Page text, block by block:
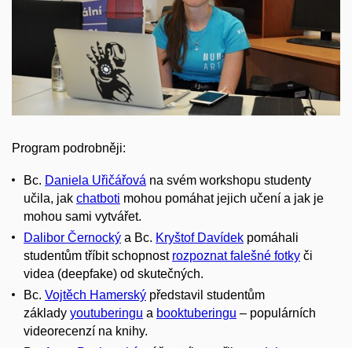
Program podrobněji:
Bc. Daniela Uřičářová na svém workshopu studenty
učila, jak chatboti mohou pomáhat jejich učení a jak je
mohou sami vytvářet.
Dalibor Černocký a Bc. Kryštof Davídek pomáhali
studentům tříbit schopnost rozpoznat falešné fotky či
videa (deepfake) od skutečných.
Bc. Vojtěch Hamerský představil studentům
základy youtuberingu a booktuberingu – populárních
videorecenzí na knihy.